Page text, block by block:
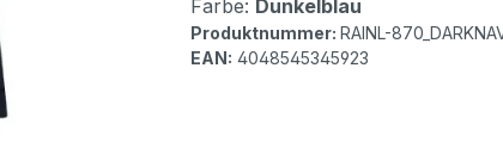
Farbe: Dunkelblau
Produktnummer: RAINL-
EAN: 4048545345923